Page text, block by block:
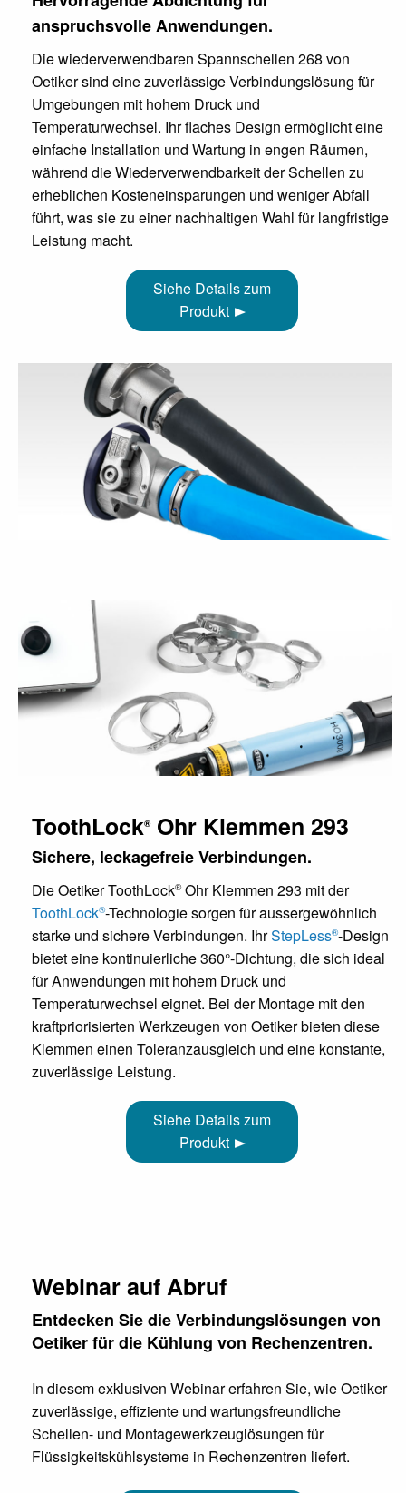
anspruchsvolle Anwendungen.
Die wiederverwendbaren Spannschellen 268 von
Oetiker sind eine zuverlässige Verbindungslösung für
Umgebungen mit hohem Druck und
Temperaturwechsel. Ihr flaches Design ermöglicht eine
einfache Installation und Wartung in engen Räumen,
während die Wiederverwendbarkeit der Schellen zu
erheblichen Kosteneinsparungen und weniger Abfall
führt, was sie zu einer nachhaltigen Wahl für langfristige
Leistung macht.
Siehe Details zum
Produkt
ToothLock®Ohr Klemmen 293
Sichere, leckagefreie Verbindungen.
Die Oetiker ToothLock®Ohr Klemmen 293 mit der
ToothLock®-Technologie sorgen für aussergewöhnlich
starke und sichere Verbindungen. IhrStepLess®-Design
bietet eine kontinuierliche 360°-Dichtung, die sich ideal
für Anwendungen mit hohem Druck und
Temperaturwechsel eignet. Bei der Montage mit den
kraftpriorisierten Werkzeugen von Oetiker bieten diese
Klemmen einen Toleranzausgleich und eine konstante,
zuverlässige Leistung.
Siehe Details zum
Produkt
Webinar auf Abruf
Entdecken Sie die Verbindungslösungen von
Oetiker für die Kühlung von Rechenzentren.
In diesem exklusiven Webinar erfahren Sie, wie Oetiker
zuverlässige, effiziente und wartungsfreundliche
Schellen- und Montagewerkzeuglösungen für
Flüssigkeitskühlsysteme in Rechenzentren liefert.